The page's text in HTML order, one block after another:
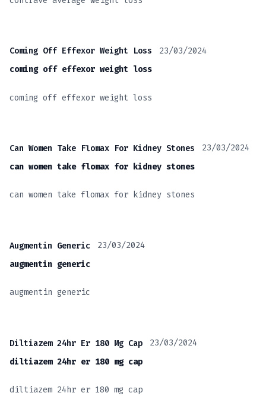
Coming Off Effexor Weight Loss
23/03/2024
coming off effexor weight loss
coming off effexor weight loss
Can Women Take Flomax For Kidney Stones
23/03/2024
can women take flomax for kidney stones
can women take flomax for kidney stones
Augmentin Generic
23/03/2024
augmentin generic
augmentin generic
Diltiazem 24hr Er 180 Mg Cap
23/03/2024
diltiazem 24hr er 180 mg cap
diltiazem 24hr er 180 mg cap